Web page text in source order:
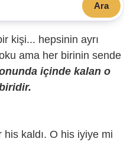
Ara
kişi... hepsinin ayrı
ama her birinin sende
içinde kalan o
kaldı. O his iyiye mi